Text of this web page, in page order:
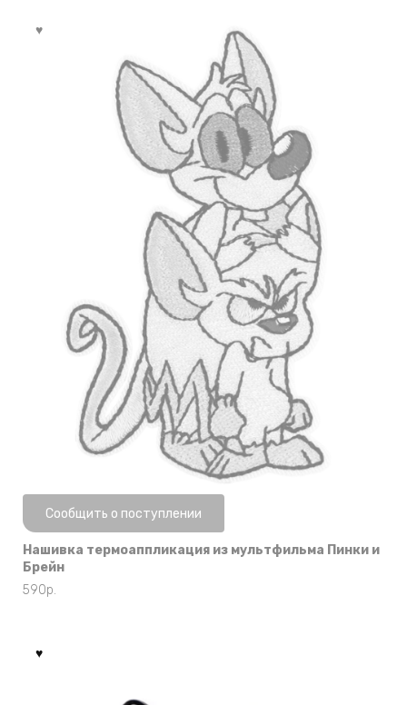
Нет в наличии
Сообщить о поступлении
Нашивка термоаппликация из мультфильма Пинки и
Брейн
590р.